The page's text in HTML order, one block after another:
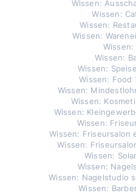
Wissen:
Wissen:
Wissen:
Wissen:
Wissen:
Wissen:
Wissen: Food
Wissen:
Wissen:
Wissen:
Wissen:
Wissen:
Wissen:
Wissen:
Wissen:
Wissen: Nagelstudio
Wissen: